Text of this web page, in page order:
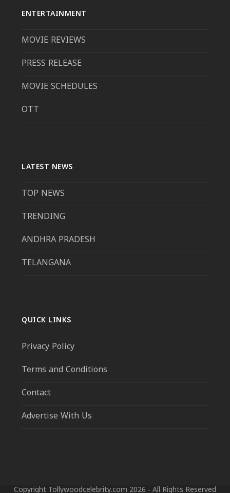
ENTERTAINMENT
MOVIE REVIEWS
PRESS RELEASE
MOVIE SCHEDULES
OTT
LATEST NEWS
TOP NEWS
TRENDING
ANDHRA PRADESH
TELANGANA
QUICK LINKS
Privacy Policy
Terms and Conditions
Contact
Advertise With Us
Copyright Tollywoodcelebrity.com 2026 - All Rights Reserved